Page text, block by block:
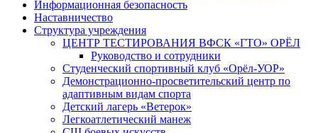
Информационная безопасность
Наставничество
Структура учреждения
ЦЕНТР ТЕСТИРОВАНИЯ ВФСК «ГТО» ОРЁЛ
Руководство и сотрудники
Студенческий спортивный клуб «Орёл-УОР»
Демонстрационно-просветительский центр по
адаптивным видам спорта
Детский лагерь «Ветерок»
Легкоатлетический манеж